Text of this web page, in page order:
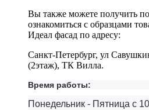
Вы также можете получить
ознакомиться с образцами
Идеал фасад по адресу:
Санкт-Петербург, ул
(2этаж), ТК Вилла.
Время работы:
Понедельник - Пятница с